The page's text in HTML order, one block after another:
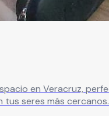
en Veracruz,
tus seres más cercanos.